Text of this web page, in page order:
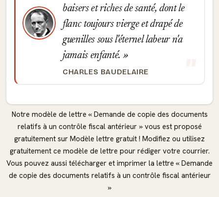
baisers et riches de santé, dont le
flanc toujours vierge et drapé de
guenilles sous l'éternel labeur n'a
jamais enfanté.
CHARLES BAUDELAIRE
Notre modèle de lettre « Demande de copie des documents
relatifs à un contrôle fiscal antérieur » vous est proposé
gratuitement sur Modèle lettre gratuit ! Modifiez ou utilisez
gratuitement ce modèle de lettre pour rédiger votre courrier.
Vous pouvez aussi télécharger et imprimer la lettre « Demande
de copie des documents relatifs à un contrôle fiscal antérieur
»